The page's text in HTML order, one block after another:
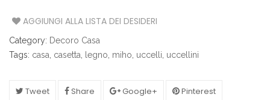
Ideali per la decorazione di ogni ambiente della casa,
L’articolo è fornito steso: facile e divertente da assemblare,
non richiede alcun attrezzo, né colla o forbici.
tossiche.
AGGIUNGI ALLA LISTA DEI DESIDERI
Category: Decoro Casa
Tags: casa casetta legno miho uccelli uccellini
Tweet Share Google+ Pinterest